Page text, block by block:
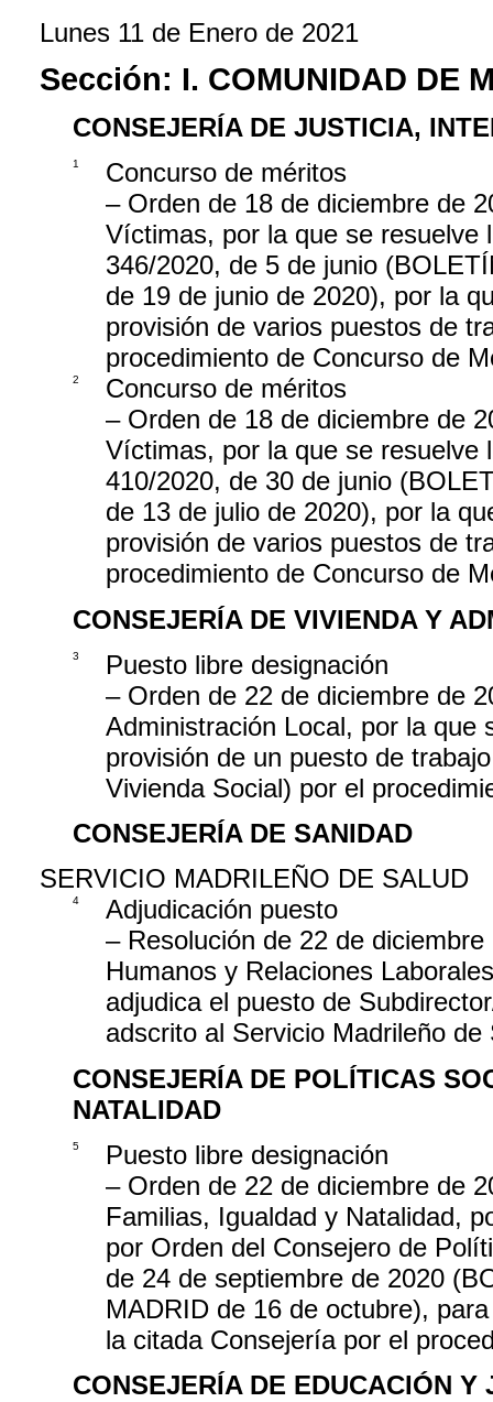
Lunes 11 de Enero de 2021
Sección: I. COMUNIDAD DE
CONSEJERÍA DE JUSTICIA,
1
Concurso de méritos
– Orden de 18 de diciembre de
Víctimas, por la que se resuelve
346/2020, de 5 de junio
de 19 de junio de 2020), por la
provisión de varios puestos de
procedimiento de Concurso de
2
Concurso de méritos
– Orden de 18 de diciembre de
Víctimas, por la que se resuelve
410/2020, de 30 de junio
de 13 de julio de 2020), por la
provisión de varios puestos de
procedimiento de Concurso de
CONSEJERÍA DE VIVIENDA Y
3
Puesto libre designación
– Orden de 22 de diciembre de
Administración Local, por la que
provisión de un puesto de
Vivienda Social) por el
CONSEJERÍA DE SANIDAD
SERVICIO MADRILEÑO DE SALUD
4
Adjudicación puesto
– Resolución de 22 de
Humanos y Relaciones
adjudica el puesto de
adscrito al Servicio Madrileño de
CONSEJERÍA DE POLÍTICAS
NATALIDAD
5
Puesto libre designación
– Orden de 22 de diciembre de
Familias, Igualdad y Natalidad,
por Orden del Consejero de
de 24 de septiembre de 2020
MADRID de 16 de octubre),
la citada Consejería por el
CONSEJERÍA DE EDUCACIÓN Y